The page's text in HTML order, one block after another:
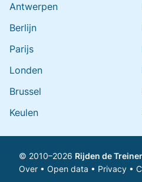
Antwerpen
Berlijn
Parijs
Londen
Brussel
Keulen
© 2010–2026 Rijden de
Over • Open data • Privacy •